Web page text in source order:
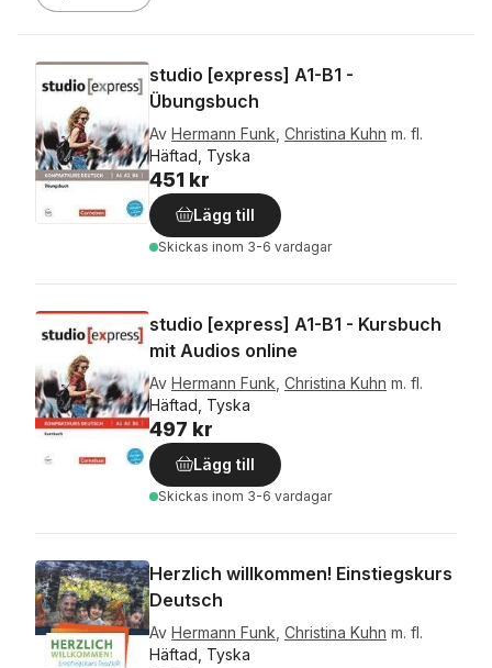
studio [express] A1-B1 -
Übungsbuch
Av Hermann Funk Christina Kuhn m. fl.
Häftad, Tyska
451 kr
Lägg till
Skickas inom 3-6 vardagar
studio [express] A1-B1 - Kursbuch
mit Audios online
Av Hermann Funk Christina Kuhn m. fl.
Häftad, Tyska
497 kr
Lägg till
Skickas inom 3-6 vardagar
Herzlich willkommen! Einstiegskurs
Deutsch
Av Hermann Funk Christina Kuhn m. fl.
Häftad, Tyska